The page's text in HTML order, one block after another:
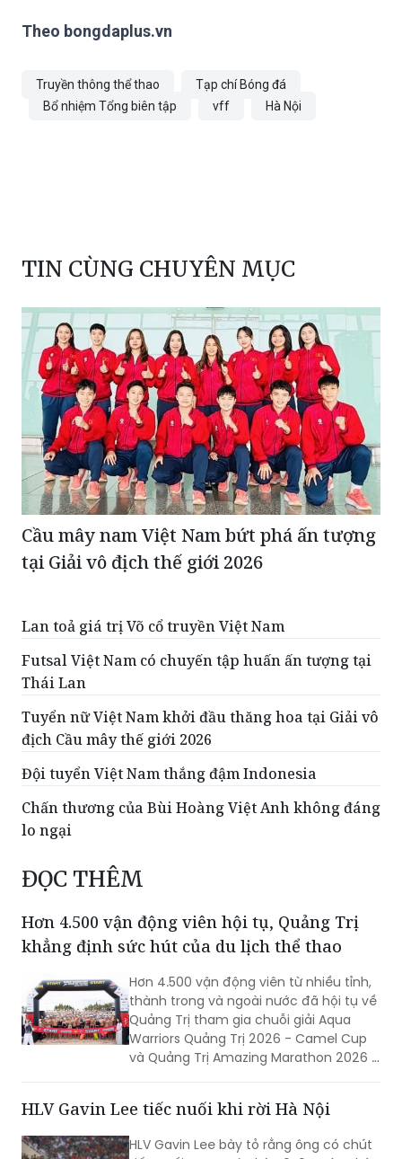
Theo bongdaplus.vn
Truyền thông thể thao
Tạp chí Bóng đá
Bổ nhiệm Tổng biên tập
vff Hà Nội
TIN CÙNG CHUYÊN MỤC
Cầu mây nam Việt Nam bứt phá ấn tượng
tại Giải vô địch thế giới 2026
Lan toả giá trị Võ cổ truyền Việt Nam
Futsal Việt Nam có chuyến tập huấn ấn tượng tại
Thái Lan
Tuyển nữ Việt Nam khởi đầu thăng hoa tại Giải vô
địch Cầu mây thế giới 2026
Đội tuyển Việt Nam thắng đậm Indonesia
Chấn thương của Bùi Hoàng Việt Anh không đáng
lo ngại
ĐỌC THÊM
Hơn 4.500 vận động viên hội tụ, Quảng Trị
khẳng định sức hút của du lịch thể thao
Hơn 4.500 vận động viên từ nhiều tỉnh,
thành trong và ngoài nước đã hội tụ về
Quảng Trị tham gia chuỗi giải Aqua
Warriors Quảng Trị 2026 - Camel Cup
và Quảng Trị Amazing Marathon 2026 -
sức bền mà còn góp phần quảng bá
Quảng Trị đối với các sự kiện thể thao
HLV Gavin Lee tiếc nuối khi rời Hà Nội
HLV Gavin Lee bày tỏ rằng ông có chút